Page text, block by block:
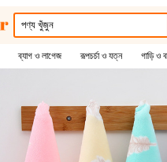
ব্যাগ ও লাগেজ রূপচর্চা ও যত্ন গাড়ি ও